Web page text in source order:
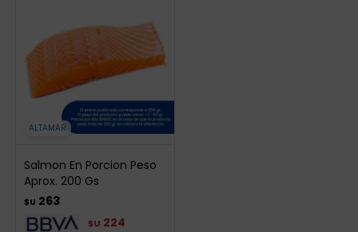
ALTAMAR
Salmon En Porcion Peso
Aprox. 200 Gs
$U 263
$U 224